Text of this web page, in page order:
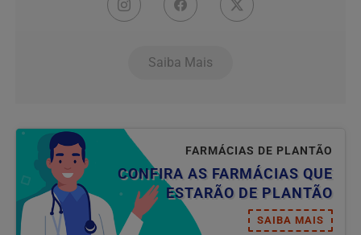
Saiba Mais
FARMÁCIAS DE PLANTÃO
CONFIRA AS FARMÁCIAS QUE
ESTARÃO DE PLANTÃO
SAIBA MAIS